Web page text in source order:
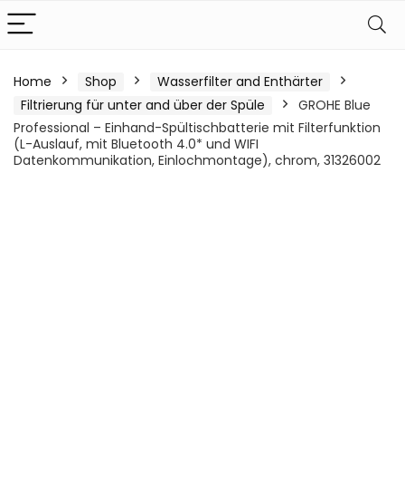
Home Shop
Wasserfilter and Enthärter
Filtrierung für unter and über der Spüle
GROHE Blue
Professional – Einhand-Spültischbatterie mit Filterfunktion
(L-Auslauf, mit Bluetooth 4.0* und WIFI
Datenkommunikation, Einlochmontage), chrom, 31326002